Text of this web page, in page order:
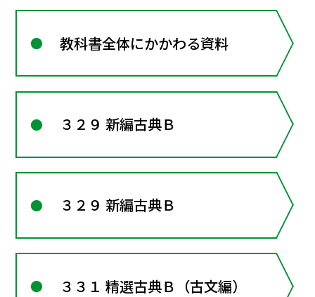
教科書全体にかかわる資料
３２９ 新編古典Ｂ
３２９ 新編古典Ｂ
３３１ 精選古典Ｂ（古文編）